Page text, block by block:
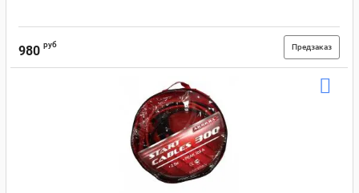
980 руб Предзаказ